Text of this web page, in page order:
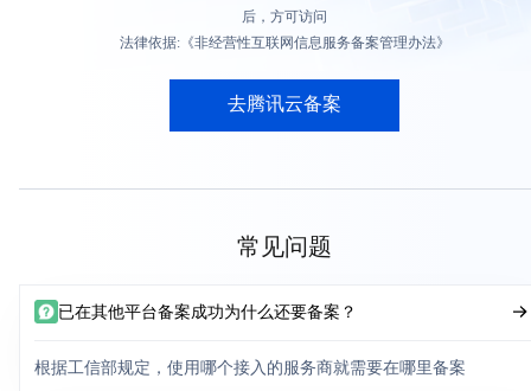
后，方可访问
法律依据:《非经营性互联网信息服务备案管理办法》
去腾讯云备案
常见问题
已在其他平台备案成功为什么还要备案？
根据工信部规定，使用哪个接入的服务商就需要在哪里备案